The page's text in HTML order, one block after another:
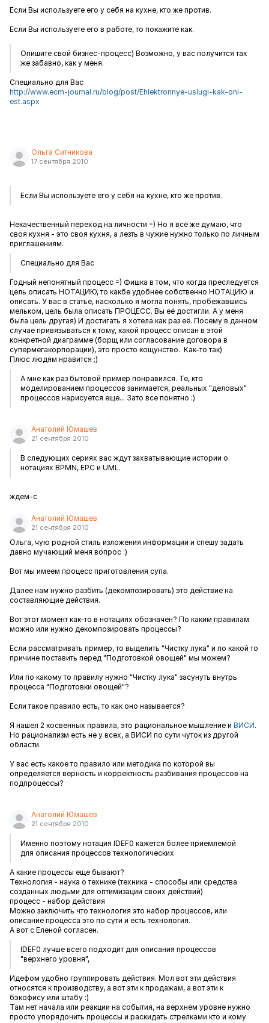
Если Вы используете его у себя на кухне, кто же против.
Если Вы используете его в работе, то покажите как.
Опишите свой бизнес-процесс) Возможно, у вас получится так
же забавно, как у меня.
Специально для Вас
http://www.ecm-journal.ru/blog/post/Ehlektronnye-uslugi-kak-oni-
est.aspx
Ольга Ситникова
17 сентября 2010
Если Вы используете его у себя на кухне, кто же против.
Некачественный переход на личности =) Но я всё же думаю, что
своя кухня - это своя кухня, а лезть в чужие нужно только по личным
приглашениям.
Специально для Вас
Годный непонятный процесс =) Фишка в том, что когда преследуется
цель описать НОТАЦИЮ, то какбе удобнее собственно НОТАЦИЮ и
описать. У вас в статье, насколько я могла понять, пробежавшись
мельком, цель была описать ПРОЦЕСС. Вы её достигли. А у меня
была цель другая) И достигать я хотела как раз её. Посему в данном
случае привязываться к тому, какой процесс описан в этой
конкретной диаграмме (борщ или согласование договора в
супермегакорпорации), это просто кощунство. Как-то так)
Плюс людям нравится ;)
А мне как раз бытовой пример понравился. Те, кто
моделированием процессов занимается, реальных "деловых"
процессов нарисуется еще... Зато все понятно :)
Анатолий Юмашев
21 сентября 2010
В следующих сериях вас ждут захватывающие истории о
нотациях BPMN, EPC и UML.
ждем-с
Анатолий Юмашев
21 сентября 2010
Ольга, чую родной стиль изложения информации и спешу задать
давно мучающий меня вопрос :)
Вот мы имеем процесс приготовления супа.
Далее нам нужно разбить (декомпозировать) это действие на
составляющие действия.
Вот этот момент как-то в нотациях обозначен? По каким правилам
можно или нужно декомпозировать процессы?
Если рассматривать пример, то выделить "Чистку лука" и по какой то
причине поставить перед "Подготовкой овощей" мы можем?
Или по какому то правилу нужно "Чистку лука" засунуть внутрь
процесса "Подготовки овощей"?
Если такое правило есть, то как оно называется?
Я нашел 2 косвенных правила, это рациональное мышление и ВИСИ.
Но рационализм есть не у всех, а ВИСИ по сути чуток из другой
области.
У вас есть какое то правило или методика по которой вы
определяется верность и корректность разбивания процессов на
подпроцессы?
Анатолий Юмашев
21 сентября 2010
Именно поэтому нотация IDEF0 кажется более приемлемой
для описания процессов технологических
А какие процессы еще бывают?
Технология - наука о технике (техника - способы или средства
созданных людьми для оптимизации своих действий)
процесс - набор действия
Можно заключить что технология это набор процессов, или
описание процесса это по сути и есть технология.
А вот с Еленой согласен.
IDEF0 лучше всего подходит для описания процессов
"верхнего уровня",
Идефом удобно группировать действия. Мол вот эти действия
относятся к производству, а вот эти к продажам, а вот эти к
бэкофису или штабу :)
Там нет начала или реакции на события, на верхнем уровне нужно
просто упорядочить процессы и раскидать стрелками кто и кому